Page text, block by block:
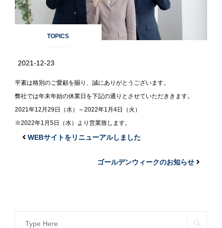
TOPICS
2021-12-23
平素は格別のご愛顧を賜り、誠にありがとうございます。
弊社では年末年始の休業日を下記の通りとさせていただききます。
2021年12月29日（水）～2022年1月4日（火）
※2022年1月5日（水）より営業致します。
WEBサイトをリニューアルしました
ゴールデンウィークのお知らせ
Search